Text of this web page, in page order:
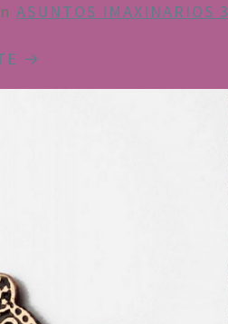
ASUNTOS IMAXINARIOS 3
→